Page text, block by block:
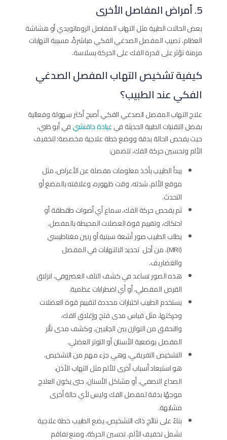
5. أمراض المفاصل الأخرى
بعض الحالات الطبية مثل التهاب المفاصل الروماتويدي أو هشاشة
العظام، تصيب المفصل الصدغي الفكي مباشرةً، مسببة التهابات
مزمنة تؤثر على قدرة الفك على الحركة بسلاسة.
كيفية تشخيص التهاب المفصل الصدغي
الفكي عند الطبيب؟
علاج التهاب المفصل الصدغي الفكي أصبح أكثر سهولة وفعالية
بفضل التقنيات الطبية الحديثة فيعيادة دافنشيفي أبو ظبي،
حيث يفحص الحالة بدقة ووضع خطة علاجية مخصصة؛ لتخفيف
الألم وتحسين حركة الفك، تتضمن:
يبدأ الطبيب بأخذ معلومات مفصلة عن الأعراض، مثل
موقع الألم، شدته، وقت ظهوره، وعلاقته بالمضغ أو
التحدث.
ثم يفحص حركة الفك، سماع أي أصوات طقطقة أو
احتكاك، وتقييم قوة العضلات المحيطة بالمفصل.
يطلب الطبيب صور أشعة سينية أو رنين مغناطيسي
(MRI)، من أجل تحديد الالتهابات في المفصل
والغضاريف.
هذه الصور تساعد في كشف التلف الغضروفي، انزلاق
القرص المفصلي، أو أي اضطرابات عظمية.
يستخدم الطبيب اختبارات محددة لتقييم قوة العضلات
وحركتها، مثل قياس مدى فتح وإغلاق الفك،
والتحقق من التوازن بين الجانبين، وكشف مدى تأثر
المفصل بوضعية الأسنان أو التوتر العضلي.
التشخيص التفريقي، وهي جزء مهم من التشخيص،
هو استبعاد أسباب أخرى للألم مثل التهاب الأذن،
الصداع النصفي، أو مشاكل الأسنان، حتى يكون العلاج
موجهًا بدقة لمفصل الفك وليس لأي حالة أخرى
مشابهة.
بناءً على نتائج ذاك التشخيص، يضع الطبيب خطة علاجية
تشمل تخفيف الألم، تحسين الحركة، ومنع تفاقم